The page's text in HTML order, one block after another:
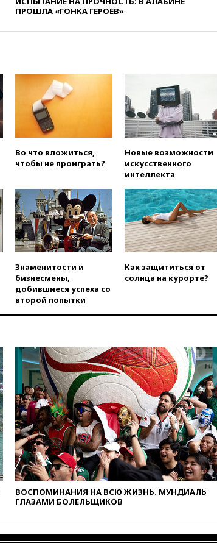
номер «Единой России» в
бюллетене
вчера, 19:15Путин обсудил с
вчера, 18:56
отрицает перенос основной
логистики за пределы России
вчера, 18:45Крупнейший
склад маркетплейса Rozetka
сгорел под Киевом
вчера, 18:35Джаред Лето
лишился роли в фильме
Барри Левинсона на фоне
обвинений в насилии
вчера, 18:28Выборы ректора
ГИТИСа перенесены на «после
1 ноября»
вчера, 18:15Путин указал на
Белгородской области
вчера, 17:58
военнообязанных украинцев
Белгородскую область
вчера, 17:35Шуваев за два с
половиной месяца посетил
все округа Белгородской
области
вчера, 17:25Путин встретился
с врио губернатора
Белгородской области
Шуваевым
вчера, 17:20«Ведомости»:
начальник тыла Санчик не
справился с возросшими
объемами работ
введен план «Ковер»
ПРОШЛА «ГОНКА ГЕРОЕВ»
Во что вложиться,
чтобы не проиграть?
Новые возможности
искусственного
интеллекта
Знаменитости и
бизнесмены,
добившиеся успеха со
второй попытки
Как защититься от
солнца на курорте?
ВОСПОМИНАНИЯ НА ВСЮ ЖИЗНЬ. МУНДИАЛЬ
ГЛАЗАМИ БОЛЕЛЬЩИКОВ